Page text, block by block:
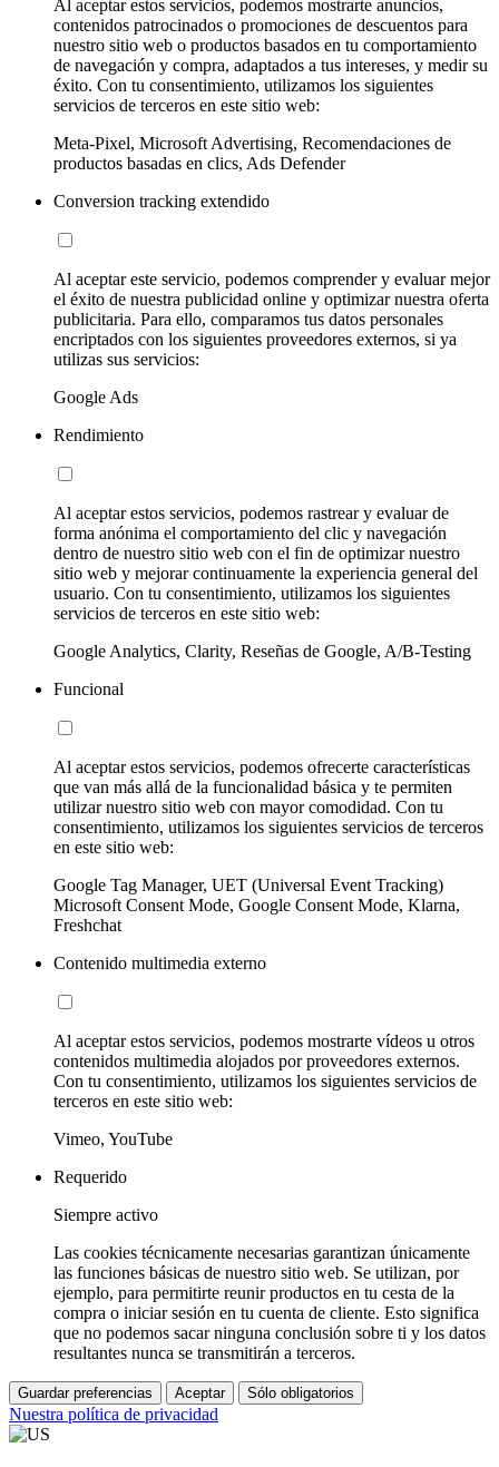
Al aceptar estos servicios, podemos mostrarte anuncios,
contenidos patrocinados o promociones de descuentos para
nuestro sitio web o productos basados en tu comportamiento
de navegación y compra, adaptados a tus intereses, y medir su
éxito. Con tu consentimiento, utilizamos los siguientes
servicios de terceros en este sitio web:
Meta-Pixel, Microsoft Advertising, Recomendaciones de
productos basadas en clics, Ads Defender
Conversion tracking extendido
Al aceptar este servicio, podemos comprender y evaluar mejor
el éxito de nuestra publicidad online y optimizar nuestra oferta
publicitaria. Para ello, comparamos tus datos personales
encriptados con los siguientes proveedores externos, si ya
utilizas sus servicios:
Google Ads
Rendimiento
Al aceptar estos servicios, podemos rastrear y evaluar de
forma anónima el comportamiento del clic y navegación
dentro de nuestro sitio web con el fin de optimizar nuestro
sitio web y mejorar continuamente la experiencia general del
usuario. Con tu consentimiento, utilizamos los siguientes
servicios de terceros en este sitio web:
Google Analytics, Clarity, Reseñas de Google, A/B-Testing
Funcional
Al aceptar estos servicios, podemos ofrecerte características
que van más allá de la funcionalidad básica y te permiten
utilizar nuestro sitio web con mayor comodidad. Con tu
consentimiento, utilizamos los siguientes servicios de terceros
en este sitio web:
Google Tag Manager, UET (Universal Event Tracking)
Microsoft Consent Mode, Google Consent Mode, Klarna,
Freshchat
Contenido multimedia externo
Al aceptar estos servicios, podemos mostrarte vídeos u otros
contenidos multimedia alojados por proveedores externos.
Con tu consentimiento, utilizamos los siguientes servicios de
terceros en este sitio web:
Vimeo, YouTube
Requerido
Siempre activo
Las cookies técnicamente necesarias garantizan únicamente
las funciones básicas de nuestro sitio web. Se utilizan, por
ejemplo, para permitirte reunir productos en tu cesta de la
compra o iniciar sesión en tu cuenta de cliente. Esto significa
que no podemos sacar ninguna conclusión sobre ti y los datos
resultantes nunca se transmitirán a terceros.
Guardar preferencias Aceptar Sólo obligatorios
Nuestra política de privacidad